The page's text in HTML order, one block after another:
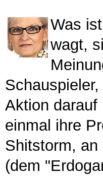
Was
wagt,
Aktion
einmal ihre
Shitstorm,
(dem